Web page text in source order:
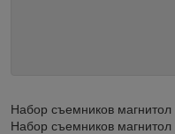
Набор съемников магнитол
Набор съемников